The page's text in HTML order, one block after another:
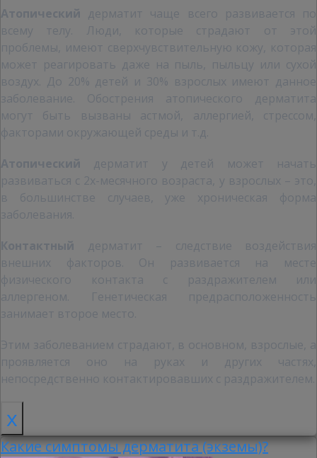
Атопический дерматит чаще всего развивается по
всему телу. Люди, которые страдают от этой
проблемы, имеют сверхчувствительную кожу, которая
может реагировать даже на пыль, пыльцу или сухой
воздух. До 20% детей и 30% взрослых имеют данное
заболевание. Обострения атопического дерматита
могут быть вызваны астмой, аллергией, стрессом,
факторами окружающей среды и т.д.
Атопический дерматит у детей может начать
развиваться с 2х-месячного возраста, у взрослых – это,
в большинстве случаев, уже хроническая форма
заболевания.
Контактный дерматит – следствие воздействия
внешних факторов. Он развивается на месте
физического контакта с раздражителем или
аллергеном. Генетическая предрасположенность
занимает второе место.
Этим заболеванием страдают, в основном, взрослые, а
проявляется оно на руках и других частях,
непосредственно контактировавших с раздражителем.
x
Какие симптомы дерматита (экземы)?